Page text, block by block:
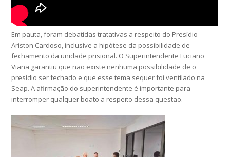
Em pauta, foram debatidas tratativas a respeito do Presídio
Ariston Cardoso, inclusive a hipótese da possibilidade de
fechamento da unidade prisional. O Superintendente Luciano
Viana garantiu que não existe nenhuma possibilidade de o
presídio ser fechado e que esse tema sequer foi ventilado na
Seap. A afirmação do superintendente é importante para
interromper qualquer boato a respeito dessa questão.